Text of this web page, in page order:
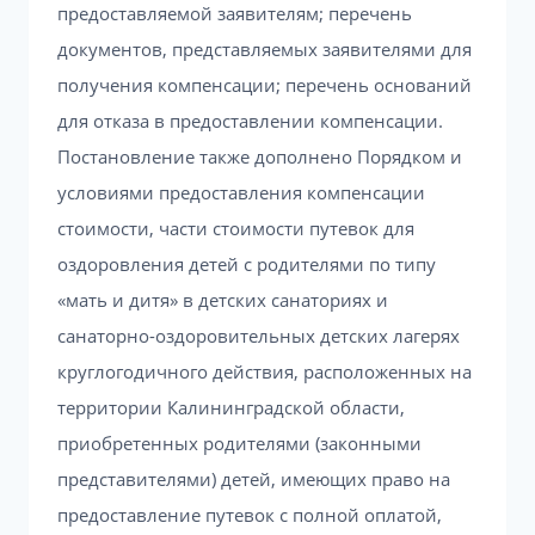
предоставляемой заявителям; перечень
документов, представляемых заявителями для
получения компенсации; перечень оснований
для отказа в предоставлении компенсации.
Постановление также дополнено Порядком и
условиями предоставления компенсации
стоимости, части стоимости путевок для
оздоровления детей с родителями по типу
«мать и дитя» в детских санаториях и
санаторно-оздоровительных детских лагерях
круглогодичного действия, расположенных на
территории Калининградской области,
приобретенных родителями (законными
представителями) детей, имеющих право на
предоставление путевок с полной оплатой,